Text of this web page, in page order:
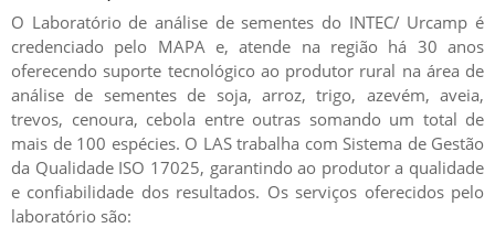
O Laboratório de análise de sementes do INTEC/ Urcamp é
credenciado pelo MAPA e, atende na região há 30 anos
oferecendo suporte tecnológico ao produtor rural na área de
análise de sementes de soja, arroz, trigo, azevém, aveia,
trevos, cenoura, cebola entre outras somando um total de
mais de 100 espécies. O LAS trabalha com Sistema de Gestão
da Qualidade ISO 17025, garantindo ao produtor a qualidade
e confiabilidade dos resultados. Os serviços oferecidos pelo
laboratório são: